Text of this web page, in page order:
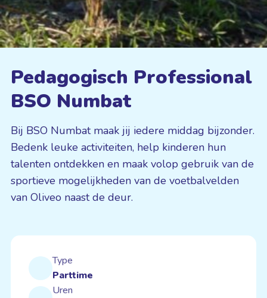
Pedagogisch Professional
BSO Numbat
Bij BSO Numbat maak jij iedere middag bijzonder.
Bedenk leuke activiteiten, help kinderen hun
talenten ontdekken en maak volop gebruik van de
sportieve mogelijkheden van de voetbalvelden
van Oliveo naast de deur.
Type
Parttime
Uren